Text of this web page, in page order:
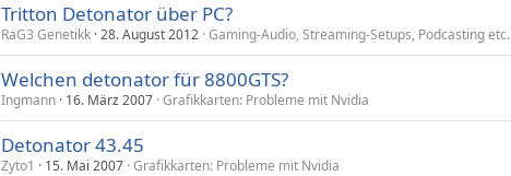
Tritton Detonator über PC?
RaG3 Genetikk 28. August 2012 Gaming-Audio, Streaming-Setups, Podcasting etc.
Welchen detonator für 8800GTS?
Ingmann 16. März 2007 Grafikkarten: Probleme mit Nvidia
Detonator 43.45
Zyto1 15. Mai 2007 Grafikkarten: Probleme mit Nvidia